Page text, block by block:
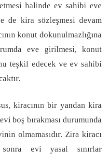
halinde ev sahibi eve
de kira sözleşmesi devam
konut dokunulmazlığına
eve girilmesi, konut
teşkil edecek ve ev sahibi
kiracının bir yandan kira
boş bırakması durumunda
olmamasıdır. Zira kiracı
evi yasal sınırlar